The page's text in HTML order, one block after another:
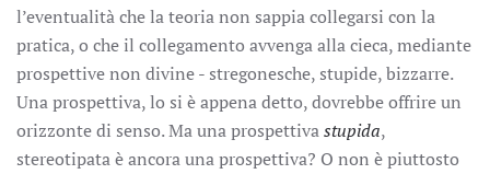
l’eventualità che la teoria non sappia collegarsi con la
pratica, o che il collegamento avvenga alla cieca, mediante
prospettive non divine - stregonesche, stupide, bizzarre.
Una prospettiva, lo si è appena detto, dovrebbe offrire un
orizzonte di senso. Ma una prospettivastupida,
stereotipata è ancora una prospettiva? O non è piuttosto